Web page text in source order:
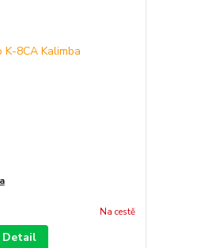
Na cestě
Detail